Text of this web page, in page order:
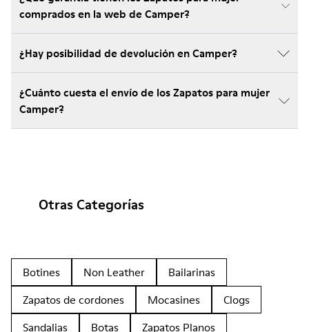
comprados en la web de Camper?
¿Hay posibilidad de devolución en Camper?
¿Cuánto cuesta el envío de los Zapatos para mujer
Camper?
Otras Categorías
Botines Non Leather
Bailarinas
Zapatos de cordones
Mocasines
Clogs
Sandalias
Botas
Zapatos Planos